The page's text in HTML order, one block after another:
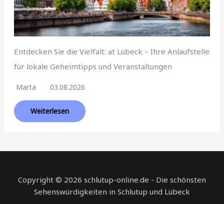
Entdecken Sie die Vielfalt: at Lübeck – Ihre Anlaufstelle
für lokale Geheimtipps und Veranstaltungen
Marta 03.08.2026
Weiterlesen
Copyright © 2026 schlutup-online.de - Die schönsten
Sehenswürdigkeiten in Schlutup und Lübeck